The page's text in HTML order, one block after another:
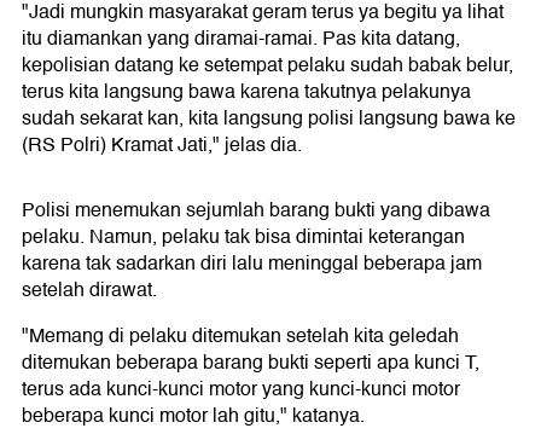
"Jadi mungkin masyarakat geram terus ya begitu ya lihat
itu diamankan yang diramai-ramai. Pas kita datang,
kepolisian datang ke setempat pelaku sudah babak belur,
terus kita langsung bawa karena takutnya pelakunya
sudah sekarat kan, kita langsung polisi langsung bawa ke
(RS Polri) Kramat Jati," jelas dia.
Polisi menemukan sejumlah barang bukti yang dibawa
pelaku. Namun, pelaku tak bisa dimintai keterangan
karena tak sadarkan diri lalu meninggal beberapa jam
setelah dirawat.
"Memang di pelaku ditemukan setelah kita geledah
ditemukan beberapa barang bukti seperti apa kunci T,
terus ada kunci-kunci motor yang kunci-kunci motor
beberapa kunci motor lah gitu," katanya.